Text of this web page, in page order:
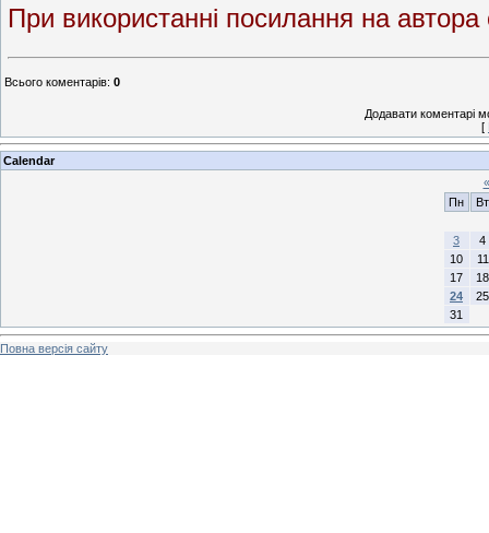
При використанні посилання на автора
Всього коментарів: 0
Додавати коментарі
[
Calendar
«
Пн
Вт
3
4
10
11
17
18
24
25
31
Повна версія сайту